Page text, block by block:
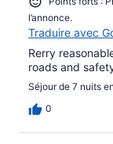
l’annonce.
Traduire avec
Rerry
roads and
Séjour de 7 nuits
0